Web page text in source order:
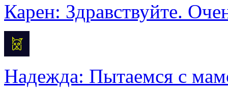
Карен: Здравствуйте.
Надежда: Пытаемся с